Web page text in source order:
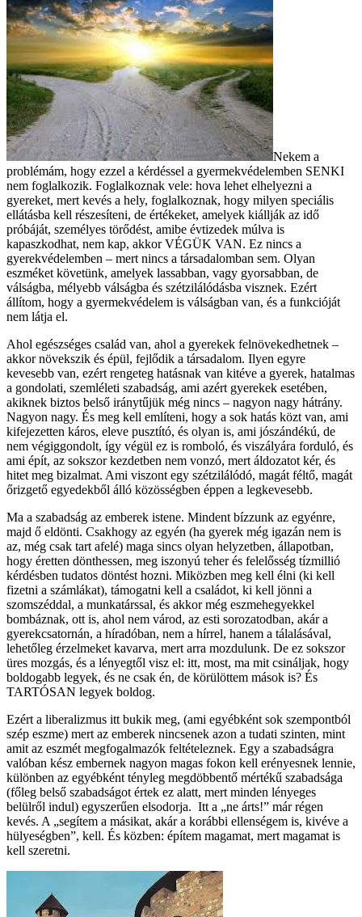
Nekem a
problémám, hogy ezzel a kérdéssel a gyermekvédelemben SENKI
nem foglalkozik. Foglalkoznak vele: hova lehet elhelyezni a
gyereket, mert kevés a hely, foglalkoznak, hogy milyen speciális
ellátásba kell részesíteni, de értékeket, amelyek kiállják az idő
próbáját, személyes törődést, amibe évtizedek múlva is
kapaszkodhat, nem kap, akkor VÉGÜK VAN. Ez nincs a
gyerekvédelemben – mert nincs a társadalomban sem. Olyan
eszméket követünk, amelyek lassabban, vagy gyorsabban, de
válságba, mélyebb válságba és szétzilálódásba visznek. Ezért
állítom, hogy a gyermekvédelem is válságban van, és a funkcióját
nem látja el.
Ahol egészséges család van, ahol a gyerekek felnövekedhetnek –
akkor növekszik és épül, fejlődik a társadalom. Ilyen egyre
kevesebb van, ezért rengeteg hatásnak van kitéve a gyerek, hatalmas
a gondolati, szemléleti szabadság, ami azért gyerekek esetében,
akiknek biztos belső iránytűjük még nincs – nagyon nagy hátrány.
Nagyon nagy. És meg kell említeni, hogy a sok hatás közt van, ami
kifejezetten káros, eleve pusztító, és olyan is, ami jószándékú, de
nem végiggondolt, így végül ez is romboló, és viszályára forduló, és
ami épít, az sokszor kezdetben nem vonzó, mert áldozatot kér, és
hitet meg bizalmat. Ami viszont egy szétzilálódó, magát féltő, magát
őrizgető egyedekből álló közösségben éppen a legkevesebb.
Ma a szabadság az emberek istene. Mindent bízzunk az egyénre,
majd ő eldönti. Csakhogy az egyén (ha gyerek még igazán nem is
az, még csak tart afelé) maga sincs olyan helyzetben, állapotban,
hogy éretten dönthessen, meg iszonyú teher és felelősség tízmillió
kérdésben tudatos döntést hozni. Miközben meg kell élni (ki kell
fizetni a számlákat), támogatni kell a családot, ki kell jönni a
szomszéddal, a munkatárssal, és akkor még eszmehegyekkel
bombáznak, ott is, ahol nem várod, az esti sorozatodban, akár a
gyerekcsatornán, a híradóban, nem a hírrel, hanem a tálalásával,
lehetőleg érzelmeket kavarva, mert arra mozdulunk. De ez sokszor
üres mozgás, és a lényegtől visz el: itt, most, ma mit csináljak, hogy
boldogabb legyek, és ne csak én, de körülöttem mások is? És
TARTÓSAN legyek boldog.
Ezért a liberalizmus itt bukik meg, (ami egyébként sok szempontból
szép eszme) mert az emberek nincsenek azon a tudati szinten, mint
amit az eszmét megfogalmazók feltételeznek. Egy a szabadságra
valóban kész embernek nagyon magas fokon kell erényesnek lennie,
különben az egyébként tényleg megdöbbentő mértékű szabadsága
(főleg belső szabadságot értek ez alatt, mert minden lényeges
belülről indul) egyszerűen elsodorja. Itt a „ne árts!” már régen
kevés. A „segítem a másikat, akár a korábbi ellenségem is, kivéve a
hülyeségben”, kell. És közben: építem magamat, mert magamat is
kell szeretni.